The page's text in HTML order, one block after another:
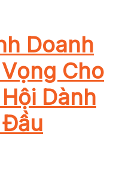
Doanh
Cho
Dành